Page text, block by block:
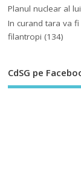
Planul nuclear al
In curand tara va
filantropi (134)
CdSG pe